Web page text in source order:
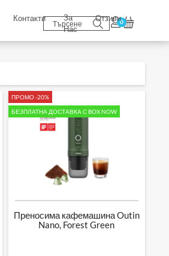
Контакти
За
Нас
Отзиви0
ПРОМО -20%
БЕЗПЛАТНА ДОСТАВКА С BOX NOW
Преносима кафемашина Outin
Nano, Forest Green